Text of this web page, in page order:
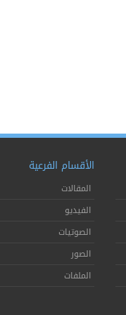
الأقسام الفرعية
المقالات
الفيديو
الصوتيات
الصور
الملفات